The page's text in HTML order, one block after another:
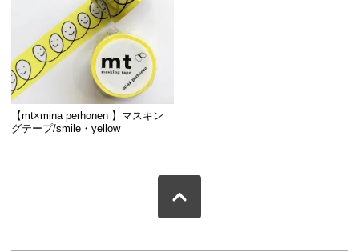
【mt×mina perhonen 】マスキン
グテープ/smile・yellow